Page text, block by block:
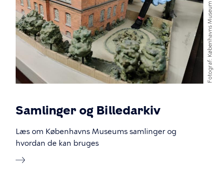
Fotograf
Københavns Museum
Samlinger og Billedarkiv
Læs om Københavns Museums samlinger og
hvordan de kan bruges